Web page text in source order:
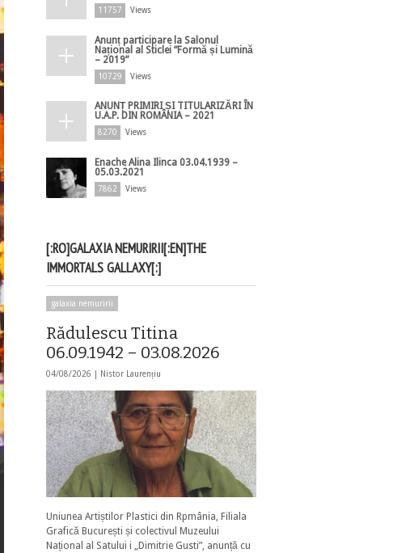
11757 Views
Anunț participare la Salonul
Național al Sticlei ”Formă și Lumină
– 2019”
10729 Views
ANUNȚ PRIMIRI ȘI TITULARIZĂRI ÎN
U.A.P. DIN ROMÂNIA – 2021
8270 Views
Enache Alina Ilinca 03.04.1939 –
05.03.2021
7862 Views
[:RO]GALAXIA NEMURIRII[:EN]THE
IMMORTALS GALLAXY[:]
galaxia nemuririi
Rădulescu Titina
06.09.1942 – 03.08.2026
04/08/2026 | Nistor Laurențiu
Uniunea Artiștilor Plastici din Rpmânia, Filiala
Grafică București și colectivul Muzeului
Național al Satului i „Dimitrie Gusti”, anunță cu